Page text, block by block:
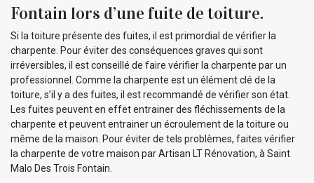
Fontain lors d’une fuite de toiture.
Si la toiture présente des fuites, il est primordial de vérifier la
charpente. Pour éviter des conséquences graves qui sont
irréversibles, il est conseillé de faire vérifier la charpente par un
professionnel. Comme la charpente est un élément clé de la
toiture, s’il y a des fuites, il est recommandé de vérifier son état.
Les fuites peuvent en effet entrainer des fléchissements de la
charpente et peuvent entrainer un écroulement de la toiture ou
même de la maison. Pour éviter de tels problèmes, faites vérifier
la charpente de votre maison par Artisan LT Rénovation, à Saint
Malo Des Trois Fontain.